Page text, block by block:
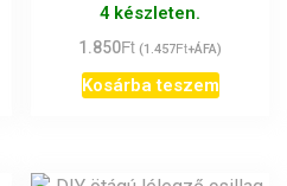
4 készleten.
1.850Ft (1.457Ft+ÁFA)
Kosárba teszem